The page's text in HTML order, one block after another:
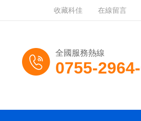
收藏科佳 在線留言
全國服務熱線
0755-